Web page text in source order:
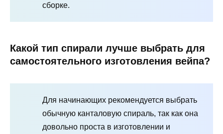
сборке.
Какой тип спирали лучше выбрать для
самостоятельного изготовления вейпа?
Для начинающих рекомендуется выбрать
обычную канталовую спираль, так как она
довольно проста в изготовлении и